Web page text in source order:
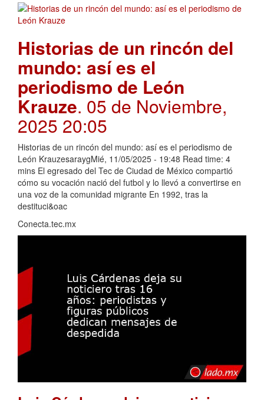
Historias de un rincón del
mundo: así es el
periodismo de León
Krauze. 05 de Noviembre,
2025 20:05
Historias de un rincón del mundo: así es el periodismo de
León KrauzesaraygMié, 11/05/2025 - 19:48 Read time: 4
mins El egresado del Tec de Ciudad de México compartió
cómo su vocación nació del futbol y lo llevó a convertirse en
una voz de la comunidad migrante En 1992, tras la
destituci&oac
Conecta.tec.mx